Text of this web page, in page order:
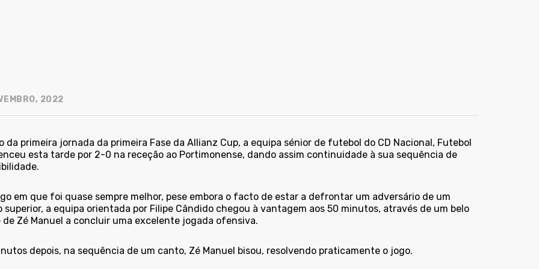
2022
da primeira jornada da primeira Fase da Allianz Cup, a equipa sénior de futebol do CD Nacional, Futebol
esta tarde por 2-0 na receção ao Portimonense, dando assim continuidade à sua sequência de
em que foi quase sempre melhor, pese embora o facto de estar a defrontar um adversário de um
superior, a equipa orientada por Filipe Cândido chegou à vantagem aos 50 minutos, através de um belo
de Zé Manuel a concluir uma excelente jogada ofensiva.
depois, na sequência de um canto, Zé Manuel bisou, resolvendo praticamente o jogo.